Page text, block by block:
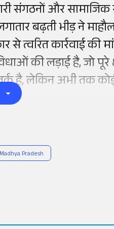
संगठनों और
बढ़ती भीड़ ने
से त्वरित कार्रवाई की
की लड़ाई है, जो पूरे
है, लेकिन अभी तक
Pradesh